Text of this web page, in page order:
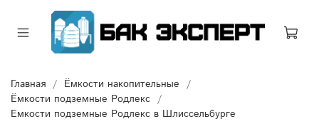
Главная
Ёмкости накопительные
Ёмкости подземные Родлекс
Емкости подземные Родлекс в Шлиссельбурге